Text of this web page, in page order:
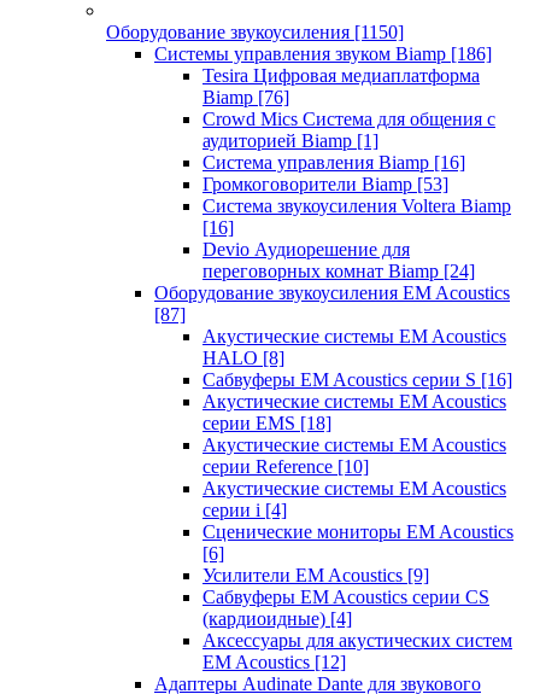
Оборудование звукоусиления [1150]
Системы управления звуком Biamp [186]
Tesira Цифровая медиаплатформа
Biamp [76]
Crowd Mics Система для общения с
аудиторией Biamp [1]
Система управления Biamp [16]
Громкоговорители Biamp [53]
Система звукоусиления Voltera Biamp
[16]
Devio Аудиорешение для
переговорных комнат Biamp [24]
Оборудование звукоусиления EM Acoustics
[87]
Акустические системы EM Acoustics
HALO [8]
Сабвуферы EM Acoustics серии S [16]
Акустические системы EM Acoustics
серии EMS [18]
Акустические системы EM Acoustics
серии Reference [10]
Акустические системы EM Acoustics
серии i [4]
Сценические мониторы EM Acoustics
[6]
Усилители EM Acoustics [9]
Сабвуферы EM Acoustics серии CS
(кардиоидные) [4]
Аксессуары для акустических систем
EM Acoustics [12]
Адаптеры Audinate Dante для звукового